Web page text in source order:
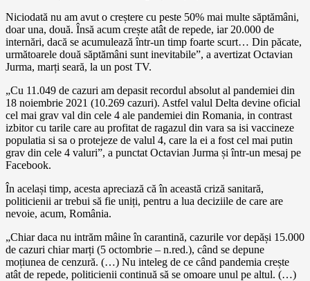
Niciodată nu am avut o creștere cu peste 50% mai multe săptămâni,
doar una, două. Însă acum crește atât de repede, iar 20.000 de
internări, dacă se acumulează într-un timp foarte scurt… Din păcate,
următoarele două săptămâni sunt inevitabile”, a avertizat Octavian
Jurma, marți seară, la un post TV.
„Cu 11.049 de cazuri am depasit recordul absolut al pandemiei din
18 noiembrie 2021 (10.269 cazuri). Astfel valul Delta devine oficial
cel mai grav val din cele 4 ale pandemiei din Romania, in contrast
izbitor cu tarile care au profitat de ragazul din vara sa isi vaccineze
populatia si sa o protejeze de valul 4, care la ei a fost cel mai putin
grav din cele 4 valuri”, a punctat Octavian Jurma și într-un mesaj pe
Facebook.
În același timp, acesta apreciază că în această criză sanitară,
politicienii ar trebui să fie uniți, pentru a lua deciziile de care are
nevoie, acum, România.
„Chiar daca nu intrăm mâine în carantină, cazurile vor depăși 15.000
de cazuri chiar marți (5 octombrie – n.red.), când se depune
moțiunea de cenzură. (…) Nu inteleg de ce când pandemia crește
atât de repede, politicienii continuă să se omoare unul pe altul. (…)